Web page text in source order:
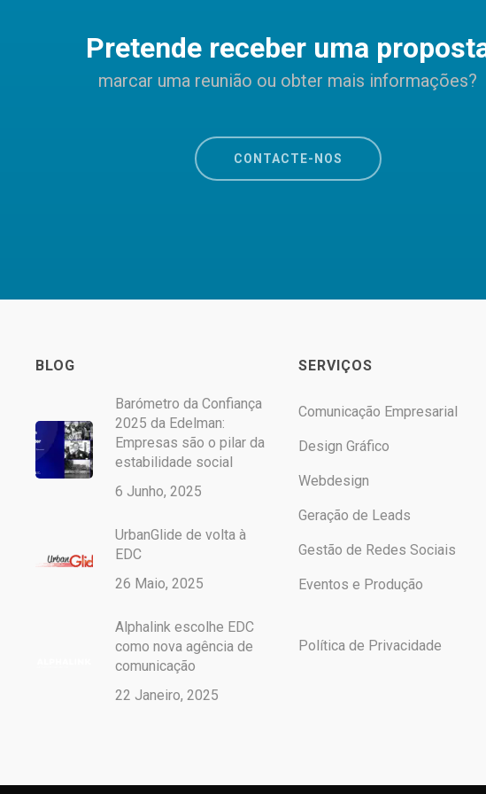
Pretende receber uma
marcar uma reunião ou obter mais informações?
CONTACTE-NOS
BLOG
Barómetro da Confiança
2025 da Edelman:
Empresas são o pilar da
estabilidade social
6 Junho, 2025
UrbanGlide de volta à
EDC
26 Maio, 2025
Alphalink escolhe EDC
como nova agência de
comunicação
22 Janeiro, 2025
SERVIÇOS
Comunicação Empresarial
Design Gráfico
Webdesign
Geração de Leads
Gestão de Redes Sociais
Eventos e Produção
Política de Privacidade